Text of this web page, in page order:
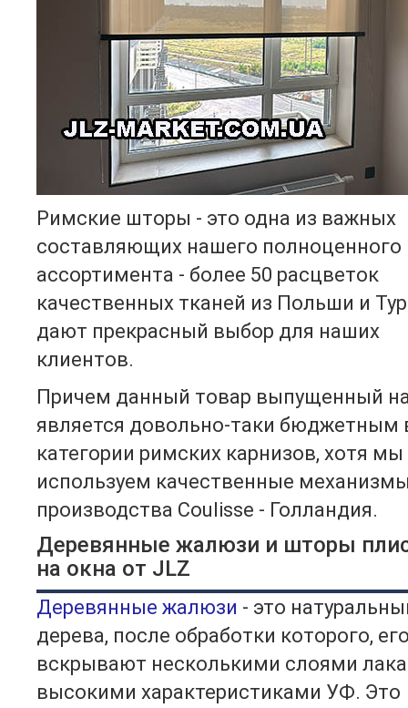
Римские шторы - это одна из важных
составляющих нашего полноценного
ассортимента - более 50 расцветок
качественных тканей из Польши и
дают прекрасный выбор для наших
клиентов.
Причем данный товар выпущенный
является довольно-таки бюджетным
категории римских карнизов, хотя мы
используем качественные
производства Coulisse - Голландия.
Деревянные жалюзи и шторы
на окна от JLZ
Деревянные жалюзи - это
дерева, после обработки которого,
вскрывают несколькими слоями
высокими характеристиками УФ. Это